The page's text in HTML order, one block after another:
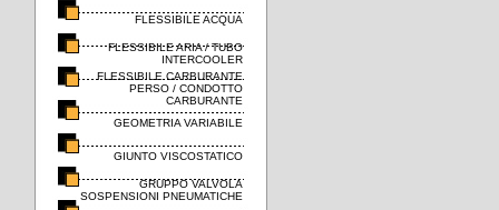
FLESSIBILE ACQUA
FLESSIBILE ARIA / TUBO
INTERCOOLER
FLESSIBILE CARBURANTE
PERSO / CONDOTTO
CARBURANTE
GEOMETRIA VARIABILE
GIUNTO VISCOSTATICO
GRUPPO VALVOLA
SOSPENSIONI PNEUMATICHE